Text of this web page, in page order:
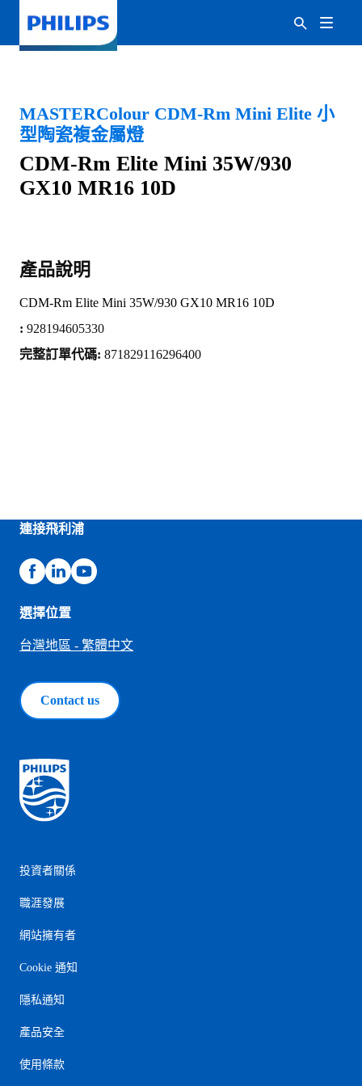
MASTERColour CDM-Rm Mini Elite 小
型陶瓷複金屬燈
CDM-Rm Elite Mini 35W/930
GX10 MR16 10D
產品說明
CDM-Rm Elite Mini 35W/930 GX10 MR16 10D
: 928194605330
完整訂單代碼: 871829116296400
連接飛利浦
選擇位置
台灣地區 - 繁體中文
Contact us
投資者關係
職涯發展
網站擁有者
Cookie 通知
隱私通知
產品安全
使用條款